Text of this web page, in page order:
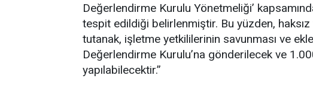
Değerlendirme Kurulu Yönetmeliği’
tespit edildiği belirlenmiştir. Bu yüzden, haksız
tutanak, işletme yetkililerinin savunması ve
Değerlendirme Kurulu’na gönderilecek ve
yapılabilecektir.”